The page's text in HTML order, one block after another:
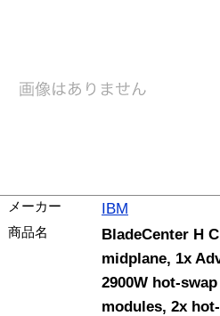
メーカー IBM
商品名
BladeCenter H
midplane, 1x
2900W hot-
modules, 2x